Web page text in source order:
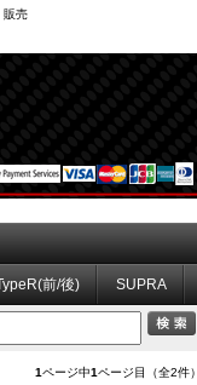
販売
前/後) SUPRA
1ページ中1ページ目（全2件）